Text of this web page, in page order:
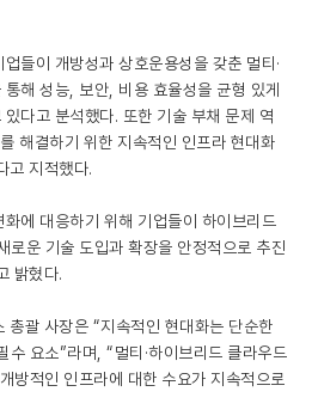
들이 개방성과 상호운용성을 갖춘 멀티·
해 성능, 보안, 비용 효율성을 균형 있게
다고 분석했다. 또한 기술 부채 문제 역
해결하기 위한 지속적인 인프라 현대화
고 지적했다.
에 대응하기 위해 기업들이 하이브리드
로운 기술 도입과 확장을 안정적으로 추진
밝혔다.
총괄 사장은 “지속적인 현대화는 단순한
수 요소”라며, “멀티·하이브리드 클라우드
방적인 인프라에 대한 수요가 지속적으로